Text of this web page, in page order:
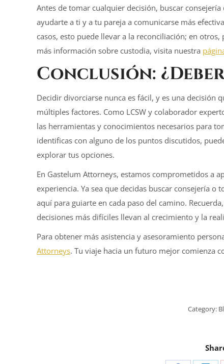
Antes de tomar cualquier decisión, buscar
ayudarte a ti y a tu pareja a comunicarse más
casos, esto puede llevar a la reconciliación; en
más información sobre custodia, visita nuestra
Conclusión:
Decidir divorciarse nunca es fácil, y es una decisión
múltiples factores. Como LCSW y colaborador
las herramientas y conocimientos necesarios para
identificas con alguno de los puntos discutidos,
explorar tus opciones.
En Gastelum Attorneys, estamos comprometidos a
experiencia. Ya sea que decidas buscar consejería
aquí para guiarte en cada paso del camino.
decisiones más difíciles llevan al crecimiento y la
Para obtener más asistencia y asesoramiento
Attorneys. Tu viaje hacia un futuro mejor comienza
Category: